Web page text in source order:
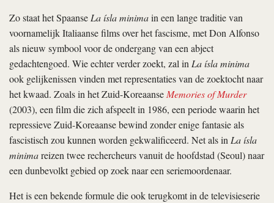
Zo staat het SpaanseLa ísla minimain een lange traditie van
voornamelijk Italiaanse films over het fascisme, met Don Alfonso
als nieuw symbool voor de ondergang van een abject
gedachtengoed. Wie echter verder zoekt, zal inLa ísla minima
ook gelijkenissen vinden met representaties van de zoektocht naar
het kwaad. Zoals in het Zuid-KoreaanseMemories of Murder
(2003), een film die zich afspeelt in 1986, een periode waarin het
repressieve Zuid-Koreaanse bewind zonder enige fantasie als
fascistisch zou kunnen worden gekwalificeerd. Net als inLa ísla
minimareizen twee rechercheurs vanuit de hoofdstad (Seoul) naar
een dunbevolkt gebied op zoek naar een seriemoordenaar.
Het is een bekende formule die ook terugkomt in de televisieserie